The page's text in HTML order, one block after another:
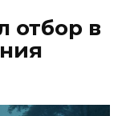
отбор в